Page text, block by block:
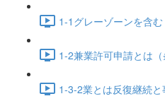
1-1グレーゾーンを含
1-2兼業許可申請とは
1-3-2業とは反復継続